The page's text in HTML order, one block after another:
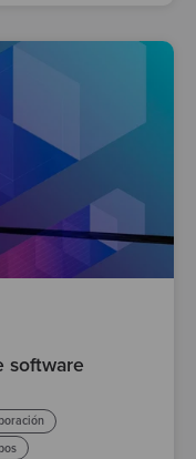
software